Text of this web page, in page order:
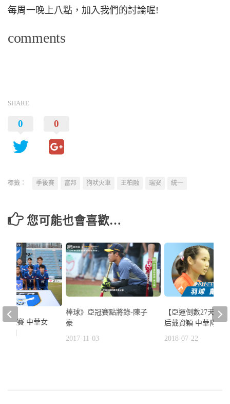
每周一晚上八點，加入我們的討論喔!
comments
SHARE
0 0
標籤： 季後賽 富邦 狗吠火車 王柏融 瑞安 統一
您可能也會喜歡…
棒球》亞冠賽點將錄-陳子
豪
2017-11-03
【亞運倒數27天】
后戴資穎 中華隊奪
2018-07-22
盃決賽 中華女